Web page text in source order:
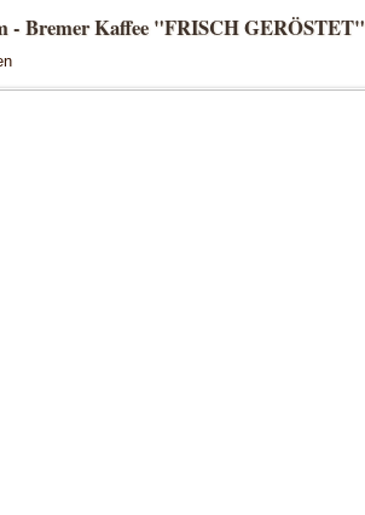
- Bremer Kaffee "FRISCH GERÖSTET"